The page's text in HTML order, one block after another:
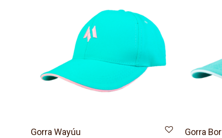
Gorra Wayúu Gorra